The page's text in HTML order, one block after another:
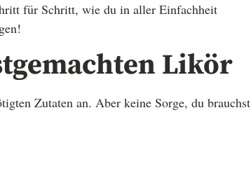
für Schritt, wie du in aller Einfachheit
Likör
Zutaten an. Aber keine Sorge, du brauchst